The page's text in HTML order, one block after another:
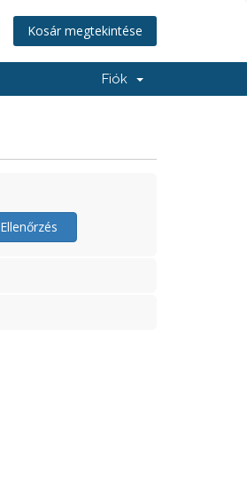
Kosár megtekintése
Fiók
Ellenőrzés